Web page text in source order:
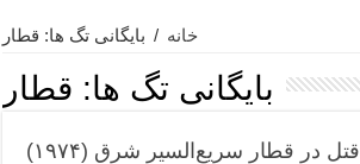
خانه / بایگانی تگ ها: قطار
بایگانی تگ ها: قطار
قتل در قطار سریع‌السیر شرق (۱۹۷۴)